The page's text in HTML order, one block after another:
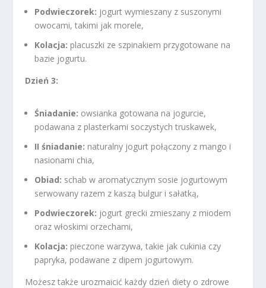
Podwieczorek: jogurt wymieszany z suszonymi
owocami, takimi jak morele,
Kolacja: placuszki ze szpinakiem przygotowane na
bazie jogurtu.
Dzień 3:
Śniadanie: owsianka gotowana na jogurcie,
podawana z plasterkami soczystych truskawek,
II śniadanie: naturalny jogurt połączony z mango i
nasionami chia,
Obiad: schab w aromatycznym sosie jogurtowym
serwowany razem z kaszą bulgur i sałatką,
Podwieczorek: jogurt grecki zmieszany z miodem
oraz włoskimi orzechami,
Kolacja: pieczone warzywa, takie jak cukinia czy
papryka, podawane z dipem jogurtowym.
Możesz także urozmaicić każdy dzień diety o zdrowe